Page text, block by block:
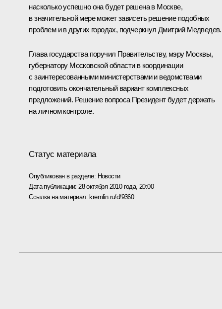
насколько успешно она будет решена в Москве,
в значительной мере может зависеть решение подобных
проблем и в других городах, подчеркнул Дмитрий Медведев.
Глава государства поручил Правительству, мэру Москвы,
губернатору Московской области в координации
с заинтересованными министерствами и ведомствами
подготовить окончательный вариант комплексных
предложений. Решение вопроса Президент будет держать
на личном контроле.
Статус материала
Опубликован в разделе: Новости
Дата публикации: 28 октября 2010 года, 20:00
Ссылка на материал: kremlin.ru/d/9360